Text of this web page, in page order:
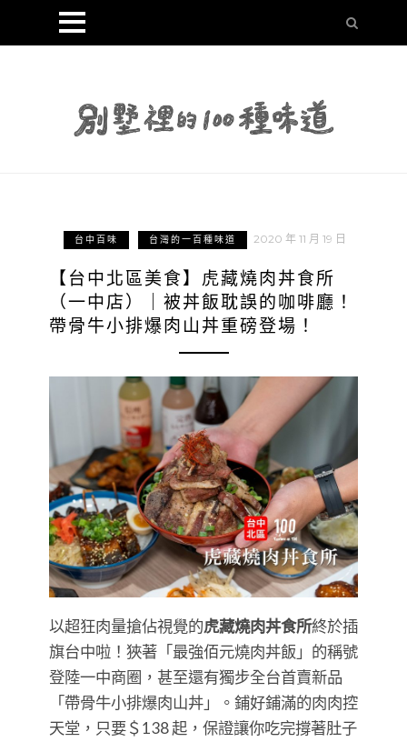
台中百味 台灣的一百種味道 2020 年 11 月 19 日
【台中北區美食】虎藏燒肉丼食所
（一中店）｜被丼飯耽誤的咖啡廳！
帶骨牛小排爆肉山丼重磅登場！
以超狂肉量搶佔視覺的虎藏燒肉丼食所終於插
旗台中啦！狹著「最強佰元燒肉丼飯」的稱號
登陸一中商圈，甚至還有獨步全台首賣新品
「帶骨牛小排爆肉山丼」。鋪好鋪滿的肉肉控
天堂，只要＄138 起，保證讓你吃完撐著肚子